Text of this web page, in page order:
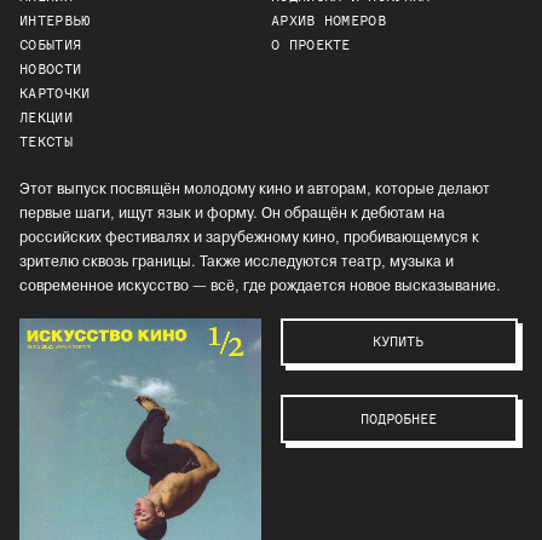
ИНТЕРВЬЮ
СОБЫТИЯ
НОВОСТИ
КАРТОЧКИ
ЛЕКЦИИ
ТЕКСТЫ
АРХИВ НОМЕРОВ
О ПРОЕКТЕ
Этот выпуск посвящён молодому кино и авторам, которые делают
первые шаги, ищут язык и форму. Он обращён к дебютам на
российских фестивалях и зарубежному кино, пробивающемуся к
зрителю сквозь границы. Также исследуются театр, музыка и
современное искусство — всё, где рождается новое высказывание.
КУПИТЬ
ПОДРОБНЕЕ